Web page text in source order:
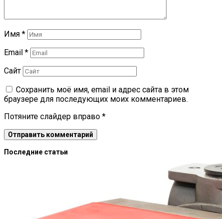
Имя *
Email *
Сайт
Сохранить моё имя, email и адрес сайта в этом
браузере для последующих моих комментариев.
Потяните слайдер вправо *
Последние статьи